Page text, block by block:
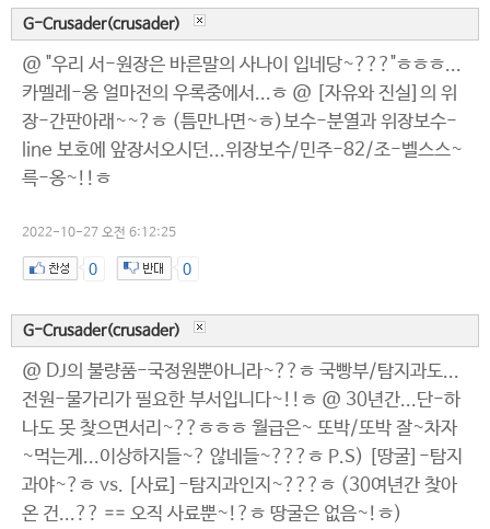
G-Crusader(crusader)
@ "우리 서-원장은 바른말의 사나이 입네당~???"ㅎㅎㅎ...
카멜레-옹 얼마전의 우록중에서...ㅎ @ [자유와 진실]의 위
장-간판아래~~?ㅎ (틈만나면~ㅎ)보수-분열과 위장보수-
line 보호에 앞장서오시던...위장보수/민주-82/조-벨스스~
륵-옹~!!ㅎ
2022-10-27 오전 6:12:25
0 0
G-Crusader(crusader)
@ DJ의 불량품-국정원뿐아니라~??ㅎ 국빵부/탐지과도...
전원-물가리가 필요한 부서입니다~!!ㅎ @ 30년간...단-하
나도 못 찾으면서리~??ㅎㅎㅎ 월급은~ 또박/또박 잘~차자
~먹는게...이상하지들~? 않네들~???ㅎ P.S) [땅굴]-탐지
과야~?ㅎ vs. [사료]-탐지과인지~???ㅎ (30여년간 찾아
온 건...?? == 오직 사료뿐~!?ㅎ 땅굴은 없음~!ㅎ)